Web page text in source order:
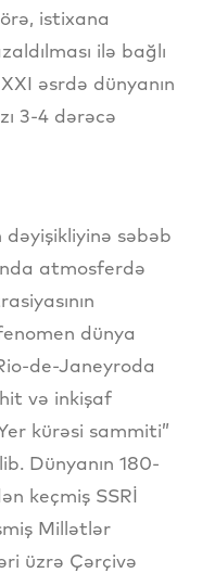
istixana
ilə bağlı
əsrdə dünyanın
3-4 dərəcə
səbəb
atmosferdə
dünya
de-Janeyroda
və inkişaf
kürəsi sammiti”
Dünyanın 180-
keçmiş SSRİ
Millətlər
üzrə Çərçivə